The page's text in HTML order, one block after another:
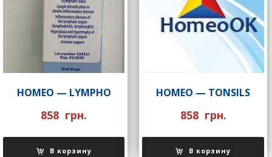
НOMEO — LYMPHO
858 грн.
В корзину
НOMEO — TONSILS
858 грн.
В корзину